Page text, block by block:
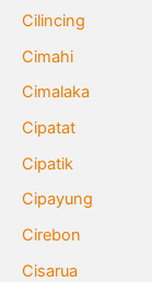
Cilincing
Cimahi
Cimalaka
Cipatat
Cipatik
Cipayung
Cirebon
Cisarua